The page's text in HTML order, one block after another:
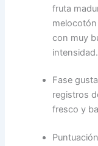
fruta
con muy
intensidad.
Fase
registros
fresco y